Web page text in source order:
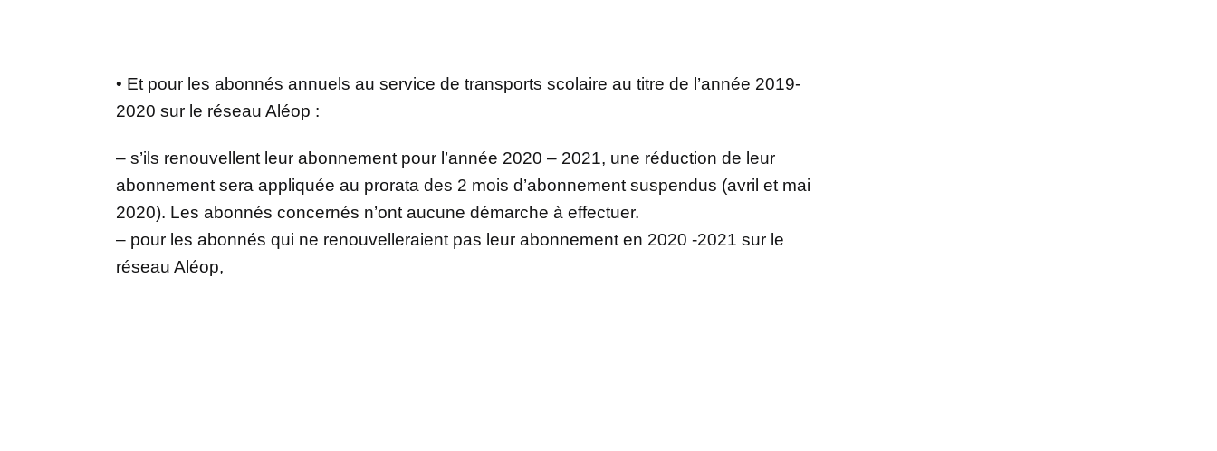
• Et pour les abonnés annuels au service de transports scolaire au titre de l’année 2019-
2020 sur le réseau Aléop :
– s’ils renouvellent leur abonnement pour l’année 2020 – 2021, une réduction de leur
abonnement sera appliquée au prorata des 2 mois d’abonnement suspendus (avril et mai
2020). Les abonnés concernés n’ont aucune démarche à effectuer.
– pour les abonnés qui ne renouvelleraient pas leur abonnement en 2020 -2021 sur le
réseau Aléop,